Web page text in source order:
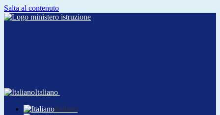
Salta al contenuto
Italiano
Italiano